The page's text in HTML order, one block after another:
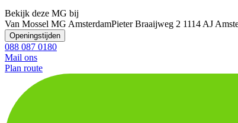
Bekijk deze MG bij
Van Mossel MG AmsterdamPieter Braaijweg 2 1114 AJ
Openingstijden
088 087 0180
Mail ons
Plan route